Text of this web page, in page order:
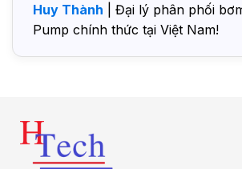
Huy Thành | Đại lý phân phối
Pump chính thức tại Việt Nam!